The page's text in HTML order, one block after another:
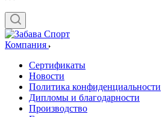
Компания
Сертификаты
Новости
Политика конфиденциальности
Дипломы и благодарности
Производство